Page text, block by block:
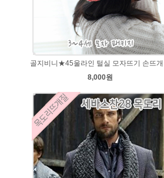
골지비니★45울라인 털실 모자뜨기 손뜨개
8,000원